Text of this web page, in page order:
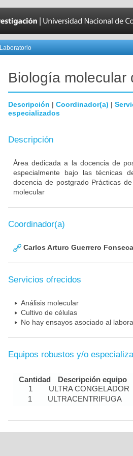
Laboratorio
Biología molecular
Descripción | Coordinador(a) |
especializados
Descripción
Área dedicada a la docencia de
especialmente bajo las técnicas
docencia de postgrado Prácticas
molecular
Coordinador(a)
Carlos Arturo Guerrero Fonseca
Servicios ofrecidos
Análisis molecular
Cultivo de células
No hay ensayos asociado al
Equipos robustos y/o
Cantidad Descripción equipo
1
ULTRA CONGELADOR
1
ULTRACENTRIFUGA